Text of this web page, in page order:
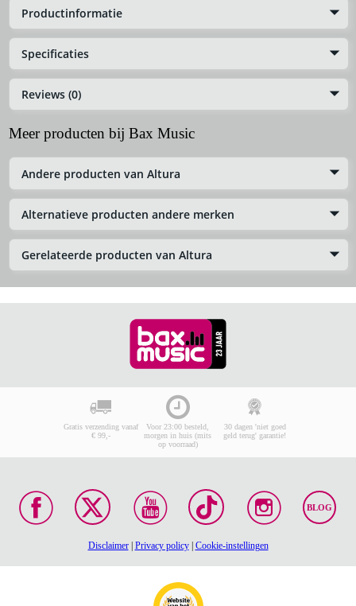
Productinformatie
Specificaties
Reviews (0)
Meer producten bij Bax Music
Andere producten van Altura
Alternatieve producten andere merken
Gerelateerde producten van Altura
Gratis verzending vanaf
€ 99,-
Voor 23:00 besteld,
morgen in huis (mits
op voorraad)
30 dagen 'niet goed
geld terug' garantie!
BLOG
Disclaimer| Privacy policy| Cookie-instellingen